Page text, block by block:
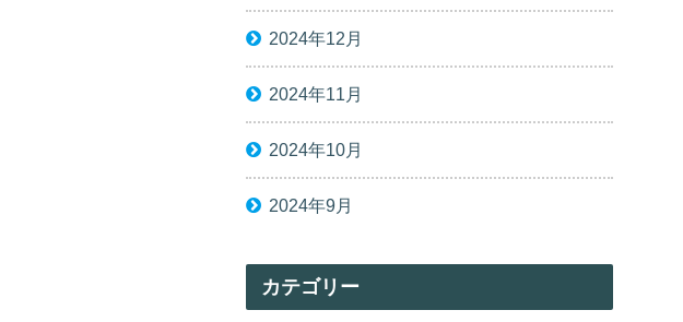
2024年12月
2024年11月
2024年10月
2024年9月
カテゴリー